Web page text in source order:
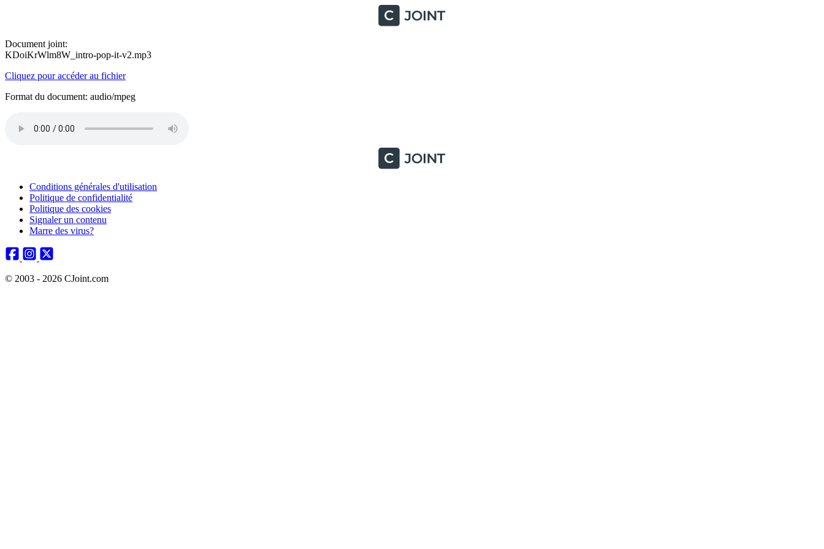
Document joint:
KDoiKrWlm8W_intro-pop-it-v2.mp3
Cliquez pour accéder au fichier
Format du document: audio/mpeg
Conditions générales d'utilisation
Politique de confidentialité
Politique des cookies
Signaler un contenu
Marre des virus?
© 2003 - 2026 CJoint.com